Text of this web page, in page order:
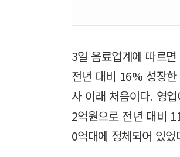
3일 음료업계에 따르
전년 대비 16% 성장
사 이래 처음이다. 영
2억원으로 전년 대비
0억대에 정체되어 있었